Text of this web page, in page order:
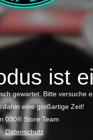
ist
gewartet. Bitte versuche
dahin eine großartige Zeit!
030® Store Team
Datenschutz